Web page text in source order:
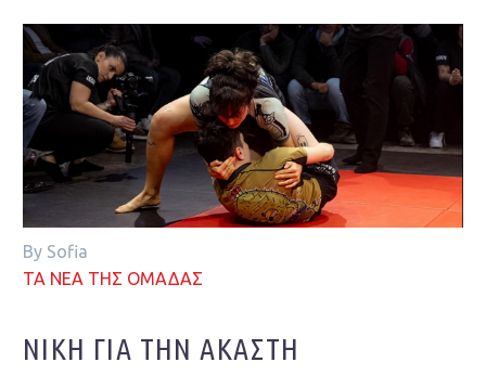
By Sofia
ΤΑ ΝΕΑ ΤΗΣ ΟΜΑΔΑΣ
ΝΊΚΗ ΓΙΑ ΤΗΝ ΑΚΆΣΤΗ